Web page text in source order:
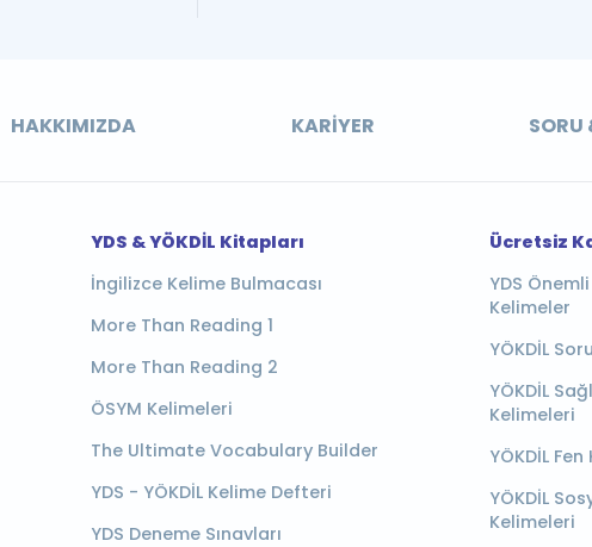
HAKKIMIZDA KARIYER SORU
YDS & YÖKDİL Kitapları
İngilizce Kelime Bulmacası
More Than Reading 1
More Than Reading 2
ÖSYM Kelimeleri
The Ultimate Vocabulary Builder
YDS - YÖKDİL Kelime Defteri
YDS Deneme Sınavları
Ücretsiz
YDS Önemli
Kelimeler
YÖKDİL
YÖKDİL
Kelimeleri
YÖKDİL
YÖKDİL
Kelimeleri